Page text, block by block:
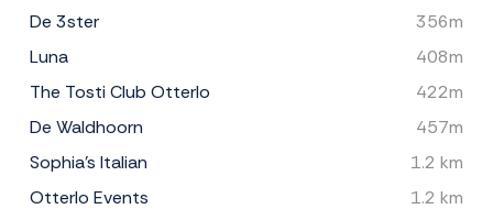
De 3ster
356m
Luna
408m
The Tosti Club Otterlo
422m
De Waldhoorn
457m
Sophia's Italian
1.2 km
Otterlo Events
1.2 km